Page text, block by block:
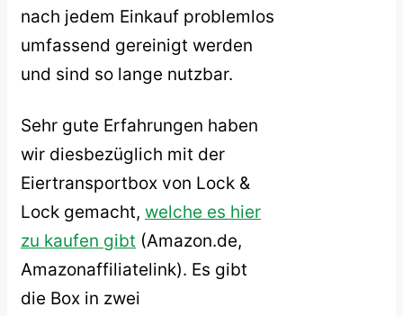
nach jedem Einkauf problemlos
umfassend gereinigt werden
und sind so lange nutzbar.
Sehr gute Erfahrungen haben
wir diesbezüglich mit der
Eiertransportbox von Lock &
Lock gemacht, welche es hier
zu kaufen gibt (Amazon.de,
Amazonaffiliatelink). Es gibt
die Box in zwei